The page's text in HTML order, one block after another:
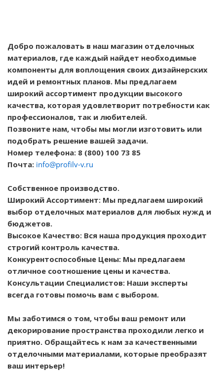
Добро пожаловать в наш магазин отделочных
материалов, где каждый найдет необходимые
компоненты для воплощения своих дизайнерских
идей и ремонтных планов. Мы предлагаем
широкий ассортимент продукции высокого
качества, которая удовлетворит потребности как
профессионалов, так и любителей.
Позвоните нам, чтобы мы могли изготовить или
подобрать решение вашей задачи.
Номер телефона: 8 (800) 100 73 85
Почта: info@profilv-v.ru
Собственное производство.
Широкий Ассортимент: Мы предлагаем широкий
выбор отделочных материалов для любых нужд и
бюджетов.
Высокое Качество: Вся наша продукция проходит
строгий контроль качества.
Конкурентоспособные Цены: Мы предлагаем
отличное соотношение цены и качества.
Консультации Специалистов: Наши эксперты
всегда готовы помочь вам с выбором.
Мы заботимся о том, чтобы ваш ремонт или
декорирование пространства проходили легко и
приятно. Обращайтесь к нам за качественными
отделочными материалами, которые преобразят
ваш интерьер!